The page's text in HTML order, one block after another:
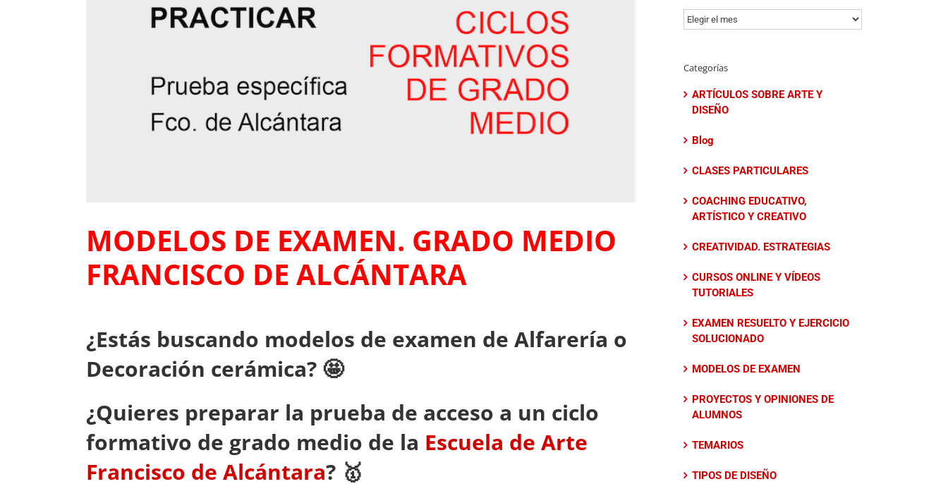
MODELOS DE EXAMEN. GRADO MEDIO
FRANCISCO DE ALCÁNTARA
¿Estás buscando modelos de examen de Alfarería o
Decoración cerámica? 🤩
¿Quieres preparar la prueba de acceso a un ciclo
formativo de grado medio de la Escuela de Arte
Francisco de Alcántara? 🥇
Archivos
Categorías
ARTÍCULOS SOBRE ARTE Y
DISEÑO
Blog
CLASES PARTICULARES
COACHING EDUCATIVO,
ARTÍSTICO Y CREATIVO
CREATIVIDAD. ESTRATEGIAS
CURSOS ONLINE Y VÍDEOS
TUTORIALES
EXAMEN RESUELTO Y EJERCICIO
SOLUCIONADO
MODELOS DE EXAMEN
PROYECTOS Y OPINIONES DE
ALUMNOS
TEMARIOS
TIPOS DE DISEÑO